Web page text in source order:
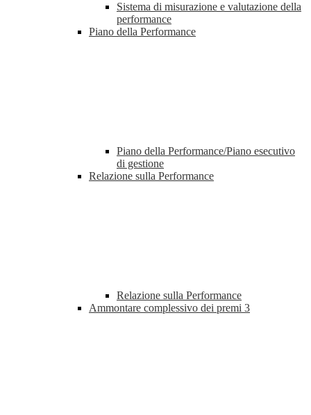
Sistema di misurazione e valutazione della
performance
Piano della Performance
Piano della Performance/Piano esecutivo
di gestione
Relazione sulla Performance
Relazione sulla Performance
Ammontare complessivo dei premi 3